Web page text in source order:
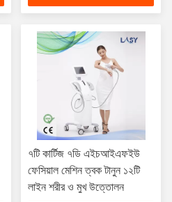
৭টি কার্টিজ ৭ডি এইচআইএফইউ
ফেসিয়াল মেশিন ত্বক টানুন ১২টি
লাইন শরীর ও মুখ উত্তোলন